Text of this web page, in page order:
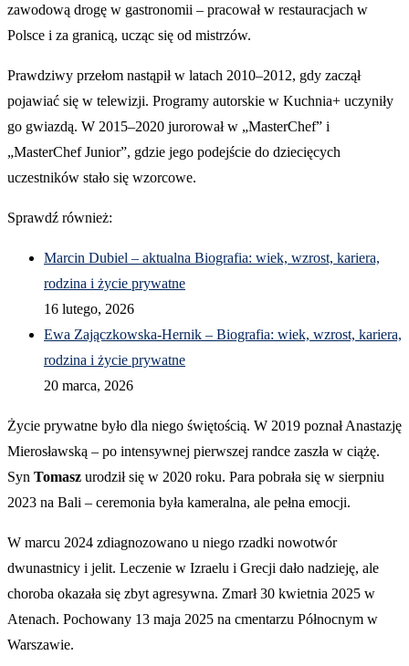
zawodową drogę w gastronomii – pracował w restauracjach w
Polsce i za granicą, ucząc się od mistrzów.
Prawdziwy przełom nastąpił w latach 2010–2012, gdy zaczął
pojawiać się w telewizji. Programy autorskie w Kuchnia+ uczyniły
go gwiazdą. W 2015–2020 jurorował w „MasterChef” i
„MasterChef Junior”, gdzie jego podejście do dziecięcych
uczestników stało się wzorcowe.
Sprawdź również:
Marcin Dubiel – aktualna Biografia: wiek, wzrost, kariera,
rodzina i życie prywatne
16 lutego, 2026
Ewa Zajączkowska-Hernik – Biografia: wiek, wzrost, kariera,
rodzina i życie prywatne
20 marca, 2026
Życie prywatne było dla niego świętością. W 2019 poznał Anastazję
Mierosławską – po intensywnej pierwszej randce zaszła w ciążę.
Syn Tomasz urodził się w 2020 roku. Para pobrała się w sierpniu
2023 na Bali – ceremonia była kameralna, ale pełna emocji.
W marcu 2024 zdiagnozowano u niego rzadki nowotwór
dwunastnicy i jelit. Leczenie w Izraelu i Grecji dało nadzieję, ale
choroba okazała się zbyt agresywna. Zmarł 30 kwietnia 2025 w
Atenach. Pochowany 13 maja 2025 na cmentarzu Północnym w
Warszawie.